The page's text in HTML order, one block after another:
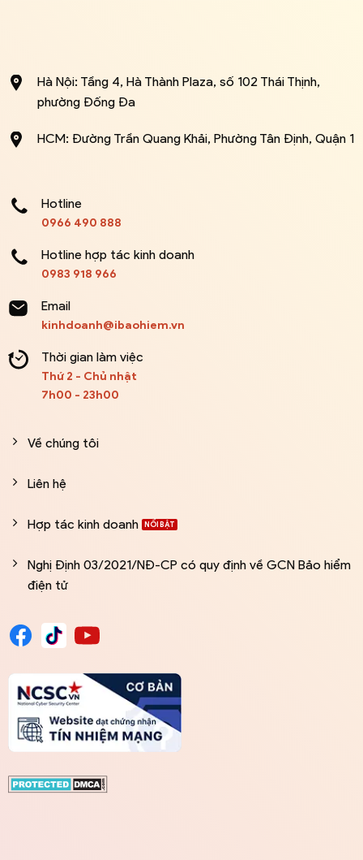
Hà Nội: Tầng 4, Hà Thành Plaza, số 102 Thái Thịnh,
phường Đống Đa
HCM: Đường Trần Quang Khải, Phường Tân Định, Quận 1
Hotline
0966 490 888
Hotline hợp tác kinh doanh
0983 918 966
Email
kinhdoanh@ibaohiem.vn
Thời gian làm việc
Thứ 2 - Chủ nhật
7h00 - 23h00
Về chúng tôi
Liên hệ
Hợp tác kinh doanh
Nghị Định 03/2021/NĐ-CP có quy định về GCN Bảo hiểm
điện tử